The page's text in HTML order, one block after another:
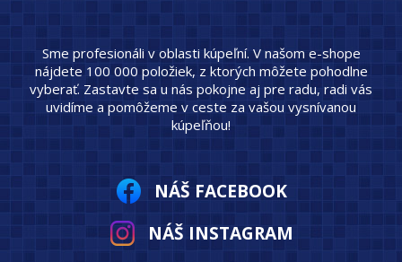
Sme profesionáli v oblasti kúpeľní. V našom e-shope
nájdete 100 000 položiek, z ktorých môžete pohodlne
vyberať. Zastavte sa u nás pokojne aj pre radu, radi vás
uvidíme a pomôžeme v ceste za vašou vysnívanou
kúpeľňou!
NÁŠ FACEBOOK
NÁŠ INSTAGRAM